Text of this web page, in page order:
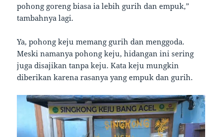
pohong goreng biasa ia lebih gurih dan empuk,”
tambahnya lagi.
Ya, pohong keju memang gurih dan menggoda.
Meski namanya pohong keju, hidangan ini sering
juga disajikan tanpa keju. Kata keju mungkin
diberikan karena rasanya yang empuk dan gurih.